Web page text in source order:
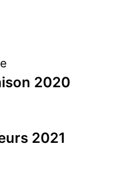
2020
2021